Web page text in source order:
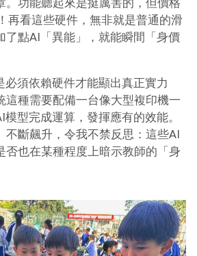
。功能聽起來是挺厲害的，但價格
再看這些硬件，無非就是普通的滑
了點AI「異能」，就能瞬間「身價
必須依賴硬件才能顯出真正實力
這種需要配備一台像大型複印機一
型完成運算，發揮應有的效能。
不斷飆升，令我不禁反思：這些AI
否也在某種程度上暗示教師的「身